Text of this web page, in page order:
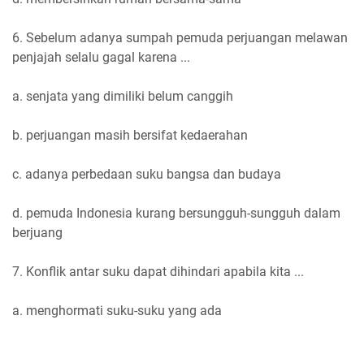
6. Sebelum adanya sumpah pemuda perjuangan melawan
penjajah selalu gagal karena ...
a. senjata yang dimiliki belum canggih
b. perjuangan masih bersifat kedaerahan
c. adanya perbedaan suku bangsa dan budaya
d. pemuda Indonesia kurang bersungguh-sungguh dalam
berjuang
7. Konflik antar suku dapat dihindari apabila kita ...
a. menghormati suku-suku yang ada